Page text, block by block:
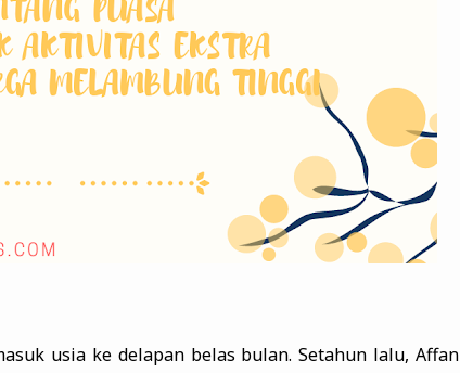
usia ke delapan belas bulan. Setahun lalu, Affan